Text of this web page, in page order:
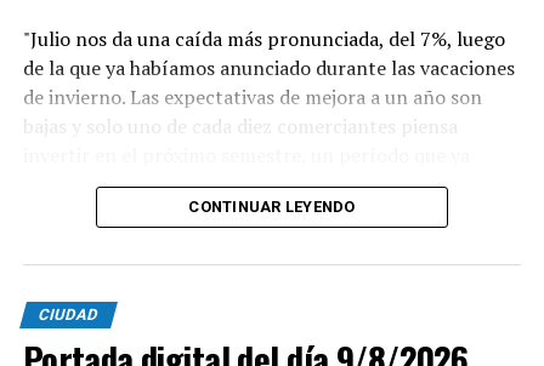
"Julio nos da una caída más pronunciada, del 7%, luego
de la que ya habíamos anunciado durante las vacaciones
de invierno. Las expectativas de mejora a un año son
bajas y solo uno de cada diez comerciantes piensa
alcanza al inicio de la temporada de verano", afirmó
meses de caída en ventas y en rentabilidad. Solo 15 de
cada 100 comerciantes considera que su rentabilidad es
buena, y eso frena la inversión y la reinversión", agregó.
CONTINUAR LEYENDO
CIUDAD